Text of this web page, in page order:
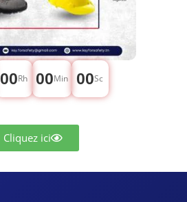
00Rh 00Min 00Sc
Cliquez ici